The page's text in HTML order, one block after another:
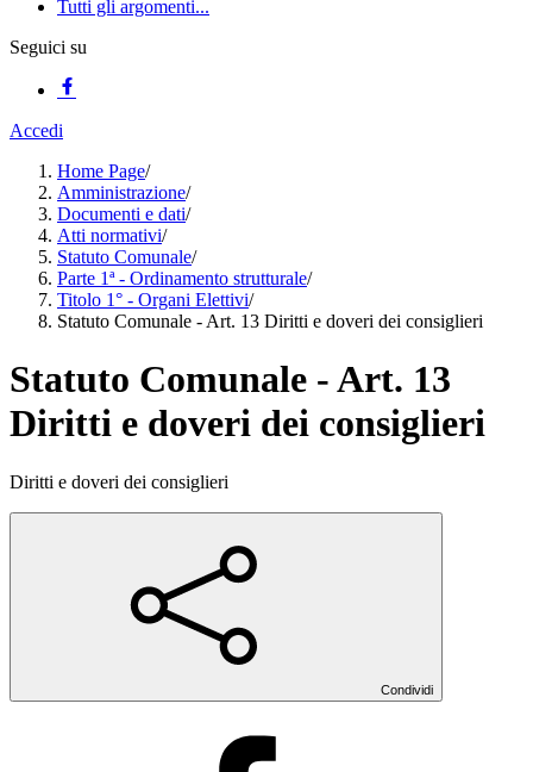
Tutti gli argomenti...
Seguici su
Accedi
Home Page/
Amministrazione/
Documenti e dati/
Atti normativi/
Statuto Comunale/
Parte 1ª - Ordinamento strutturale/
Titolo 1° - Organi Elettivi/
Statuto Comunale - Art. 13 Diritti e doveri dei consiglieri
Statuto Comunale - Art. 13
Diritti e doveri dei consiglieri
Diritti e doveri dei consiglieri
Condividi